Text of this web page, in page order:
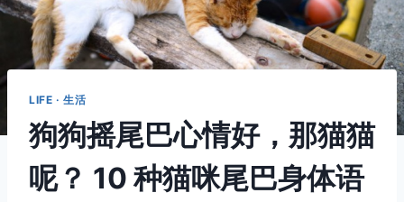
LIFE · 生活
狗狗摇尾巴心情好，那猫猫
呢？ 10 种猫咪尾巴身体语